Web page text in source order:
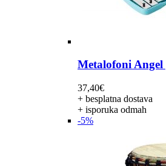
Metalofoni
37,40€
+ besplatna dostava
+ isporuka odmah
-5%